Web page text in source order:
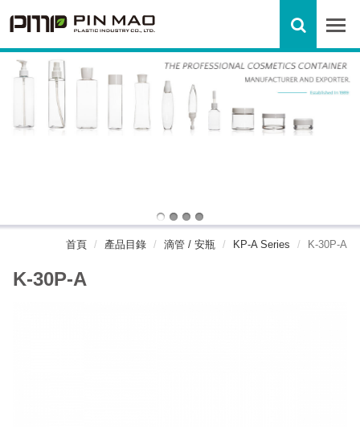
首頁 產品目錄 滴管 / 安瓶 KP-A Series K-30P-A
K-30P-A